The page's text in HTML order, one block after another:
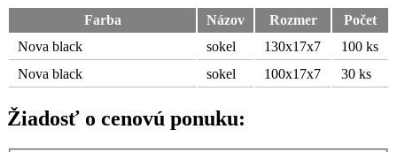
Farba Názov Rozmer
Počet
Nova black
sokel 130x17x7
100 ks
Nova black
sokel 100x17x7 30 ks
Žiadosť o cenovú ponuku: